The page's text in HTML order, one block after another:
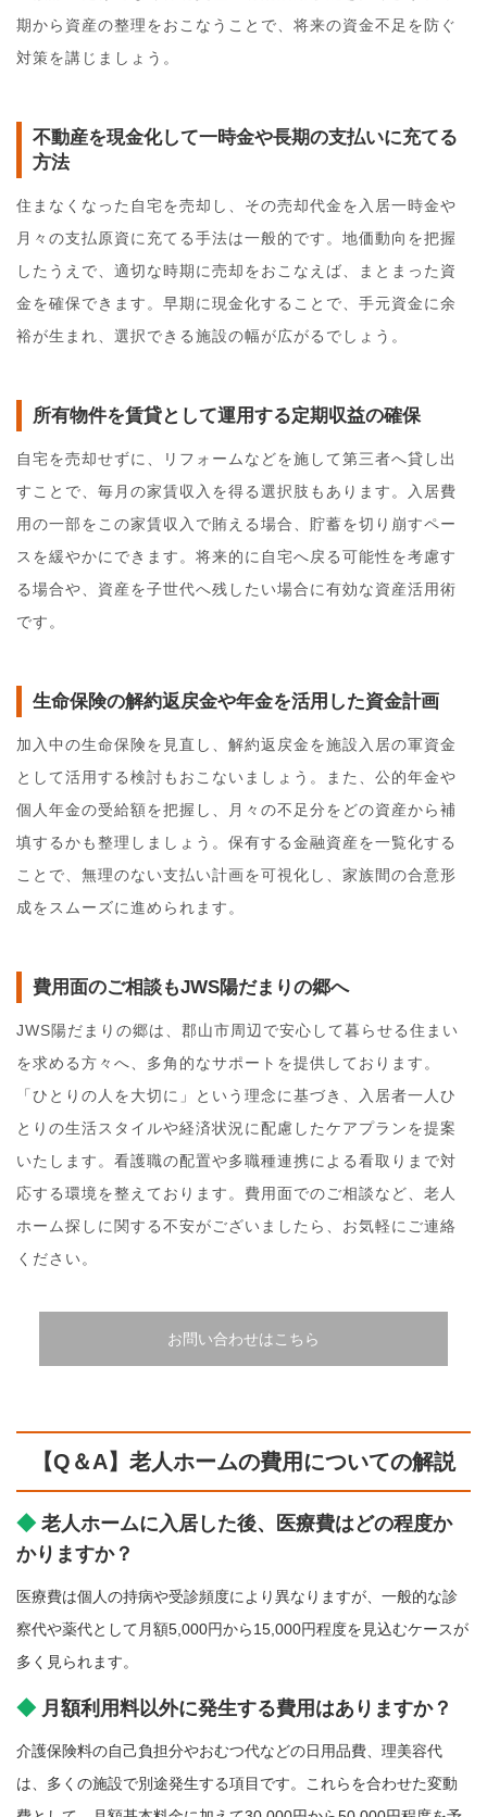
期から資産の整理をおこなうことで、将来の資金不足を防ぐ
対策を講じましょう。
不動産を現金化して一時金や長期の支払いに充てる
方法
住まなくなった自宅を売却し、その売却代金を入居一時金や
月々の支払原資に充てる手法は一般的です。地価動向を把握
したうえで、適切な時期に売却をおこなえば、まとまった資
金を確保できます。早期に現金化することで、手元資金に余
裕が生まれ、選択できる施設の幅が広がるでしょう。
所有物件を賃貸として運用する定期収益の確保
自宅を売却せずに、リフォームなどを施して第三者へ貸し出
すことで、毎月の家賃収入を得る選択肢もあります。入居費
用の一部をこの家賃収入で賄える場合、貯蓄を切り崩すペー
スを緩やかにできます。将来的に自宅へ戻る可能性を考慮す
る場合や、資産を子世代へ残したい場合に有効な資産活用術
です。
生命保険の解約返戻金や年金を活用した資金計画
加入中の生命保険を見直し、解約返戻金を施設入居の軍資金
として活用する検討もおこないましょう。また、公的年金や
個人年金の受給額を把握し、月々の不足分をどの資産から補
填するかも整理しましょう。保有する金融資産を一覧化する
ことで、無理のない支払い計画を可視化し、家族間の合意形
成をスムーズに進められます。
費用面のご相談もJWS陽だまりの郷へ
JWS陽だまりの郷は、郡山市周辺で安心して暮らせる住まい
を求める方々へ、多角的なサポートを提供しております。
「ひとりの人を大切に」という理念に基づき、入居者一人ひ
とりの生活スタイルや経済状況に配慮したケアプランを提案
いたします。看護職の配置や多職種連携による看取りまで対
応する環境を整えております。費用面でのご相談など、老人
ホーム探しに関する不安がございましたら、お気軽にご連絡
ください。
お問い合わせはこちら
【Q＆A】老人ホームの費用についての解説
老人ホームに入居した後、医療費はどの程度か
かりますか？
医療費は個人の持病や受診頻度により異なりますが、一般的な診
察代や薬代として月額5,000円から15,000円程度を見込むケースが
多く見られます。
月額利用料以外に発生する費用はありますか？
介護保険料の自己負担分やおむつ代などの日用品費、理美容代
は、多くの施設で別途発生する項目です。これらを合わせた変動